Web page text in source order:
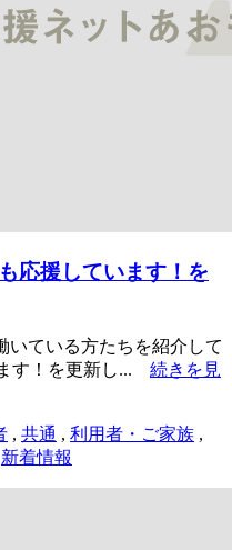
応援しています！を
いている方たちを紹介して
す！を更新し... 続きを見
, 共通 , 利用者・ご家族 ,
新着情報